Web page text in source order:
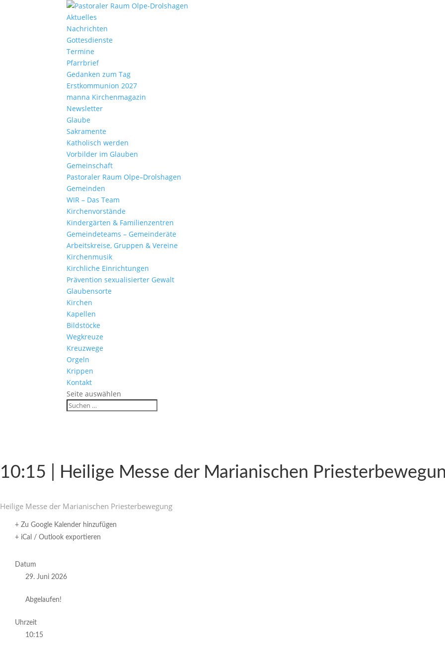
Aktu­elles
Nach­richten
Gottes­dienste
Termine
Pfarr­brief
Gedanken zum Tag
Erst­kom­mu­nion 2027
manna Kirchen­ma­gazin
News­letter
Glaube
Sakra­mente
Katho­lisch werden
Vorbilder im Glauben
Gemein­schaft
Pasto­raler Raum Olpe–Drolshagen
Gemeinden
WIR – Das Team
Kirchen­vor­stände
Kinder­gärten & Familienzentren
Gemein­de­teams – Gemeinderäte
Arbeits­kreise, Gruppen & Vereine
Kirchen­musik
Kirch­liche Einrichtungen
Präven­tion sexua­li­sierter Gewalt
Glau­ben­s­orte
Kirchen
Kapellen
Bild­stöcke
Wegkreuze
Kreuz­wege
Orgeln
Krippen
Kontakt
Seite auswählen
10:15 | Heilige Messe der Maria­ni­schen
Heilige Messe der Maria­ni­schen Priesterbewegung
+ Zu Google Kalender hinzufügen
+ iCal / Outlook exportieren
Datum
29. Juni 2026
Abgelaufen!
Uhrzeit
10:15